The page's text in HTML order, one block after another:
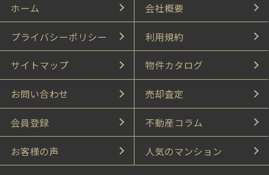
ホーム 会社概要
プライバシーポリシー 利用規約
サイトマップ 物件カタログ
お問い合わせ 売却査定
会員登録 不動産コラム
お客様の声 人気のマンション